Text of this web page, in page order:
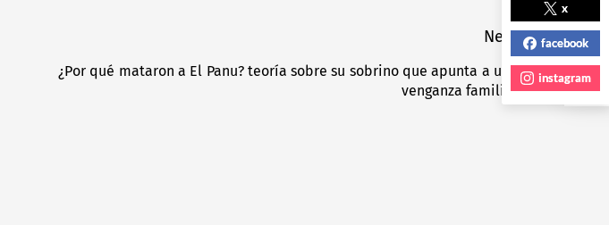
Next
Next
post:
¿Por qué mataron a El Panu? teoría sobre su sobrino que apunta a una
venganza familiar
x
facebook
instagram